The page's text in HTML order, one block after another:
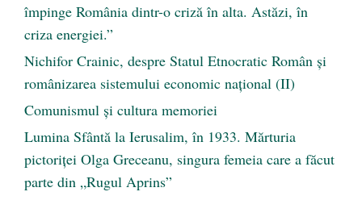
împinge România dintr-o criză în alta. Astăzi, în
criza energiei.”
Nichifor Crainic, despre Statul Etnocratic Român şi
românizarea sistemului economic naţional (II)
Comunismul şi cultura memoriei
Lumina Sfântă la Ierusalim, în 1933. Mărturia
pictoriței Olga Greceanu, singura femeia care a făcut
parte din „Rugul Aprins”